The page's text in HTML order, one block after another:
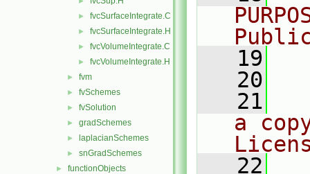
► fvcSurfaceIntegrate.C
► fvcSurfaceIntegrate.H
► fvcVolumeIntegrate.C
► fvcVolumeIntegrate.H
► fvm
► fvSchemes
► fvSolution
► gradSchemes
► laplacianSchemes
► snGradSchemes
► functionObjects
   19
   20
   21
a
   22